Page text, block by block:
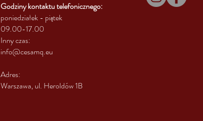
Godziny kontaktutelefonicznego:
poniedziałek - piątek
09.00-17.00
Inny czas:
info@cesamq.eu
Adres:
Warszawa, ul. Heroldów 1B